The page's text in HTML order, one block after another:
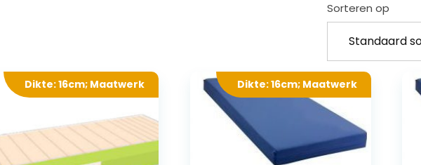
Sorteren op
Dikte: 16cm; Maatwerk Dikte: 16cm; Maatwerk